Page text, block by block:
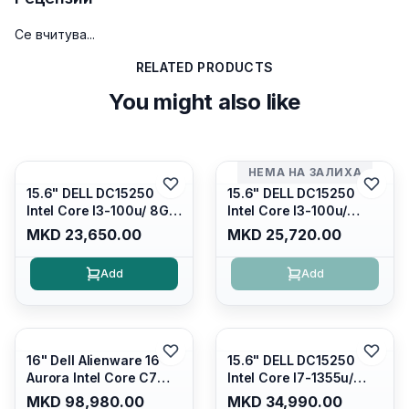
Се вчитува...
RELATED PRODUCTS
You might also like
15.6" DELL DC15250
Intel Core I3-100u/ 8GB
DDR4/ 512GB SSD M.2/
Iris Xe Graphics/ 120Hz
Anti-glare LED Display/
Backlit Kb/ Platinum
MKD 23,650.00
Add
НЕМА НА ЗАЛИХА
15.6" DELL DC15250
Intel Core I3-100u/
16GB DDR4/ 512GB SSD
M.2/ Iris Xe Graphics/
120Hz Anti-glare LED
Display/ Backlit Kb/
MKD 25,720.00
Add
16" Dell Alienware 16
Aurora Intel Core C7
240H /16GB RAM DDR5
MKD 98,980.00
15.6" DELL DC15250
Intel Core I7-1355u/
16GB DDR4 / 512GB SSD
MKD 34,990.00